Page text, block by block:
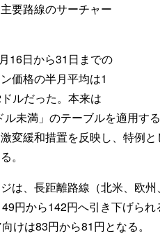
要路線のサーチャー
16日から31日までの
価格の半月平均は1
ルだった。本来は
ル未満」のテーブルを適用す
変緩和措置を反映し、特例
。
は、長距離路線（北米、欧
円から142円へ引き下げら
けは83円から81円となる。